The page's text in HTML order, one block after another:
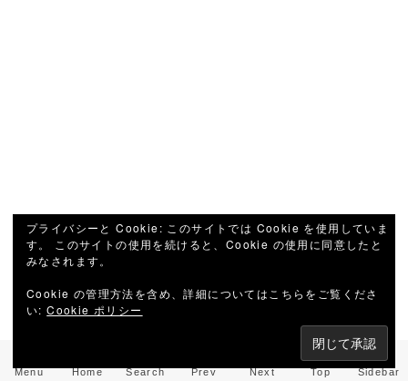
プライバシーと Cookie: このサイトでは Cookie を使用していま
す。 このサイトの使用を続けると、Cookie の使用に同意したと
みなされます。
Cookie の管理方法を含め、詳細についてはこちらをご覧くださ
い:Cookie ポリシー
Menu Home Search Prev Next Top Sidebar